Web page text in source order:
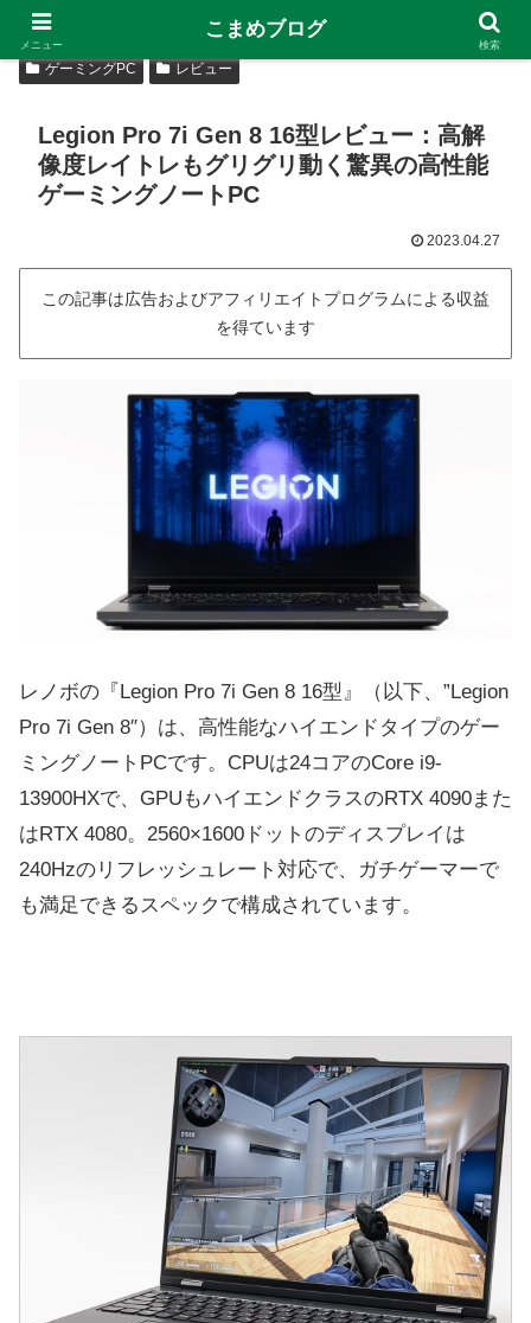
ゲーミングPC レビュー
Legion Pro 7i Gen 8 16型レビュー：高解
像度レイトレもグリグリ動く驚異の高性能
ゲーミングノートPC
2023.04.27
この記事は広告およびアフィリエイトプログラムによる収益
を得ています
レノボの『Legion Pro 7i Gen 8 16型』（以下、”Legion
Pro 7i Gen 8″）は、高性能なハイエンドタイプのゲー
ミングノートPCです。CPUは24コアのCore i9-
13900HXで、GPUもハイエンドクラスのRTX 4090また
はRTX 4080。2560×1600ドットのディスプレイは
240Hzのリフレッシュレート対応で、ガチゲーマーで
も満足できるスペックで構成されています。
メニュー
こまめブログ
検索